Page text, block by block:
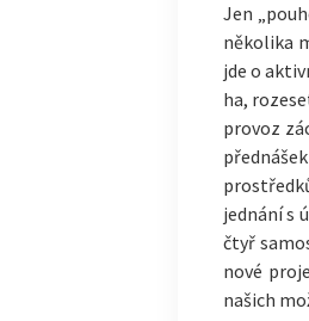
Jen
několika
jde o
ha,
provoz
jednání s
čtyř
nové
našich